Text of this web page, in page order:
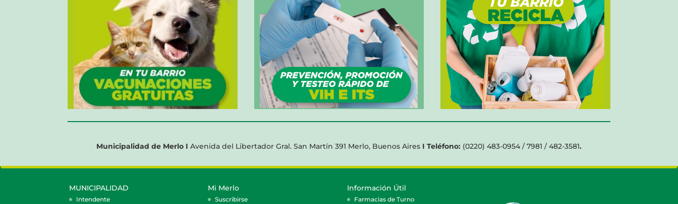
Municipalidad de Merlo I Avenida del Libertador Gral. San Martín 391 Merlo, Buenos Aires I Teléfono: (0220) 483-0954 / 7981 / 482-3581.
MUNICIPALIDAD
Intendente
Mi Merlo
Suscribirse
Información Útil
Farmacias de Turno